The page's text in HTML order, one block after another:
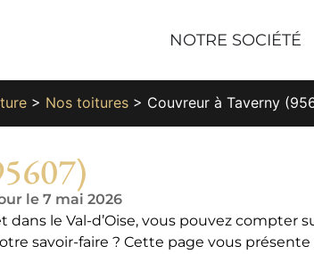
NOTRE SOCIÉTÉ
> Nos toitures > Couvreur à Taverny
le 7 mai 2026
le Val-d’Oise, vous pouvez compter
savoir-faire ? Cette page vous présente